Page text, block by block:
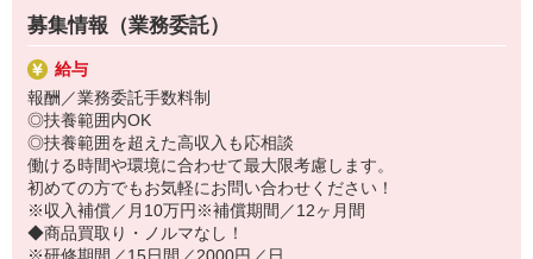
す！
〜ヤクルトスタッフの1日〜
2児の母として仕事と家庭の両立をしているHさん。
実際のワークスタイルを、一例としてご紹介いたします！
※時間は地域によって異なります。
8:10 保育所にお子さまをお預け
8:20 宅配センターに到着、お届けの準備
8:30 朝礼が終わったら出発
13:00 お届け修了、翌日準備、集計作業
14:30お仕事修了
募集情報（業務委託）
給与
報酬／業務委託手数料制
◎扶養範囲内OK
◎扶養範囲を超えた高収入も応相談
働ける時間や環境に合わせて最大限考慮します。
初めての方でもお気軽にお問い合わせください！
※収入補償／月10万円※補償期間／12ヶ月間
◆商品買取り・ノルマなし！